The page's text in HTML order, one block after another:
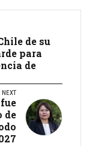
de su
para
de
NEXT
de